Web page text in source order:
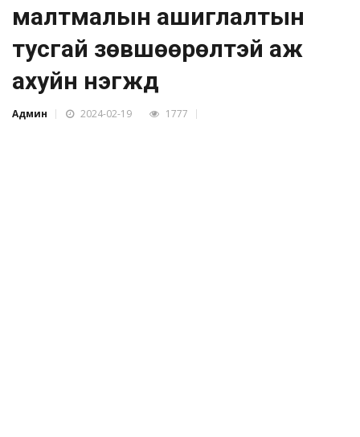
малтмалын ашиглалтын
тусгай зөвшөөрөлтэй аж
ахуйн нэгжүүд
Админ 2024-02-19 1777